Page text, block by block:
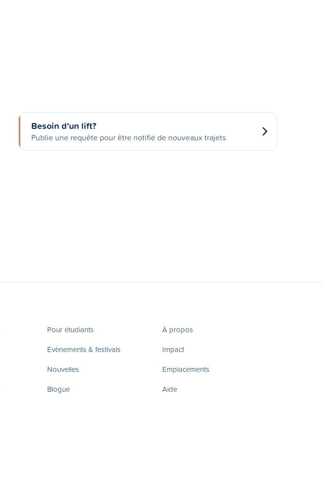
Besoin d'un lift?
Publie une requête pour être notifié de nouveaux trajets
Pour étudiants
Évènements & festivals
Nouvelles
Blogue
À propos
Impact
Emplacements
Aide